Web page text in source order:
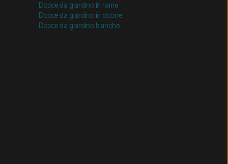
Docce da giardino in rame
Docce da giardino in ottone
Docce da giardino bianche